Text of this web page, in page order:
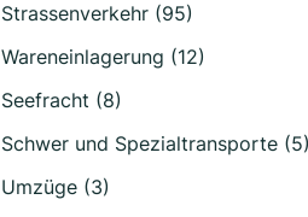
Strassenverkehr (95)
Wareneinlagerung (12)
Seefracht (8)
Schwer und Spezialtransporte (5)
Umzüge (3)